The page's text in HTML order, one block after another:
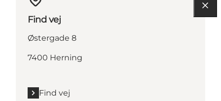
Find vej
Østergade 8
7400 Herning
Find vej